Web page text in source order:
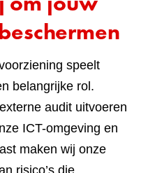
speelt
belangrijke rol.
audit uitvoeren
ICT-omgeving en
maken wij onze
risico’s die